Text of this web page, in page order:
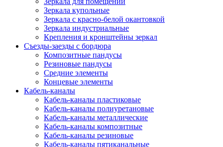
Зеркала купольные
Зеркала с красно-белой окантовкой
Зеркала индустриальные
Крепления и кронштейны зеркал
Съезды-заезды с бордюра
Композитные пандусы
Резиновые пандусы
Средние элементы
Концевые элементы
Кабель-каналы
Кабель-каналы пластиковые
Кабель-каналы полиуретановые
Кабель-каналы металлические
Кабель-каналы композитные
Кабель-каналы резиновые
Кабель-каналы пятиканальные